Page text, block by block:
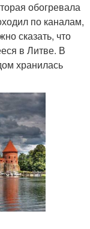
обогревала
по каналам,
сказать, что
в Литве. В
хранилась